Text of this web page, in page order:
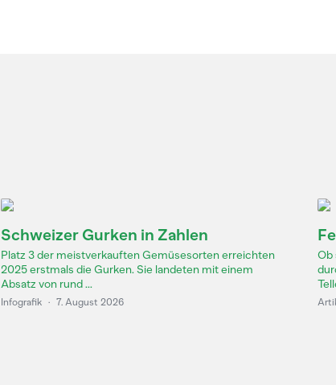
Schweizer Gurken in Zahlen
Platz 3 der meistverkauften Gemüsesorten erreichten
2025 erstmals die Gurken. Sie landeten mit einem
Absatz von rund ...
Infografik · 7. August 2026
Ob